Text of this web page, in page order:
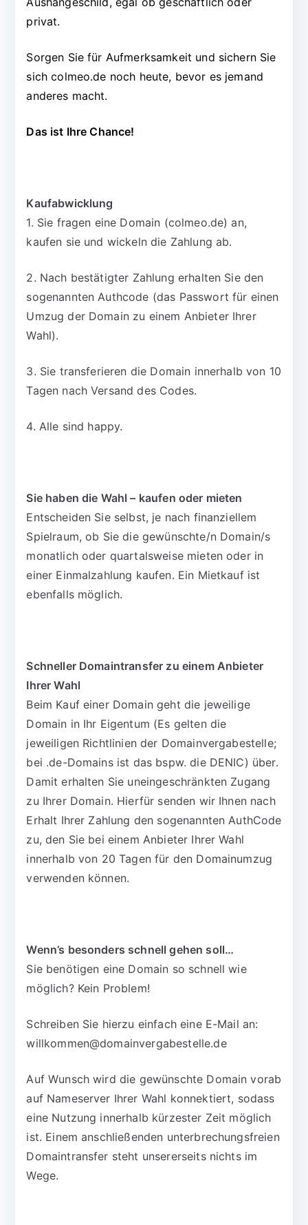
privat.
Sorgen Sie für Aufmerksamkeit und sichern Sie
sich colmeo.de noch heute, bevor es jemand
anderes macht.
Das ist Ihre Chance!
Kaufabwicklung
1. Sie fragen eine Domain (colmeo.de) an,
kaufen sie und wickeln die Zahlung ab.
2. Nach bestätigter Zahlung erhalten Sie den
sogenannten Authcode (das Passwort für einen
Umzug der Domain zu einem Anbieter Ihrer
Wahl).
3. Sie transferieren die Domain innerhalb von 10
Tagen nach Versand des Codes.
4. Alle sind happy.
Sie haben die Wahl – kaufen oder mieten
Entscheiden Sie selbst, je nach finanziellem
Spielraum, ob Sie die gewünschte/n Domain/s
monatlich oder quartalsweise mieten oder in
einer Einmalzahlung kaufen. Ein Mietkauf ist
ebenfalls möglich.
Schneller Domaintransfer zu einem Anbieter
Ihrer Wahl
Beim Kauf einer Domain geht die jeweilige
Domain in Ihr Eigentum (Es gelten die
jeweiligen Richtlinien der Domainvergabestelle;
bei .de-Domains ist das bspw. die DENIC) über.
Damit erhalten Sie uneingeschränkten Zugang
zu Ihrer Domain. Hierfür senden wir Ihnen nach
Erhalt Ihrer Zahlung den sogenannten AuthCode
zu, den Sie bei einem Anbieter Ihrer Wahl
innerhalb von 20 Tagen für den Domainumzug
verwenden können.
Wenn’s besonders schnell gehen soll…
Sie benötigen eine Domain so schnell wie
möglich? Kein Problem!
Schreiben Sie hierzu einfach eine E-Mail an:
willkommen@domainvergabestelle.de
Auf Wunsch wird die gewünschte Domain vorab
auf Nameserver Ihrer Wahl konnektiert, sodass
eine Nutzung innerhalb kürzester Zeit möglich
ist. Einem anschließenden unterbrechungsfreien
Domaintransfer steht unsererseits nichts im
Wege.